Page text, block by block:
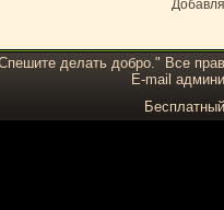
делать добро." Все
E-mail